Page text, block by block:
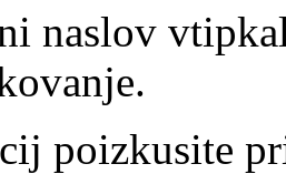
naslov
poizkusite